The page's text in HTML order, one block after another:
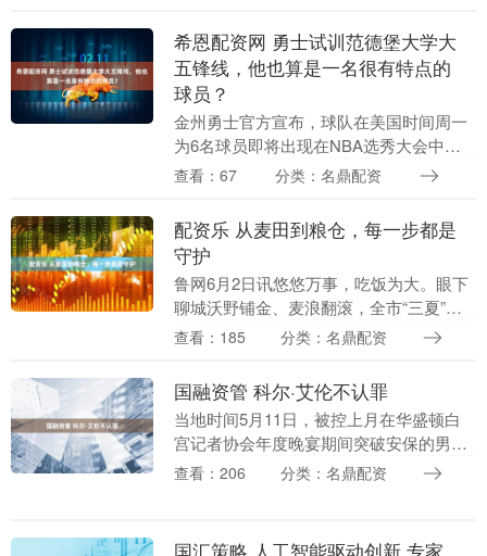
美....
希恩配资网 勇士试训范德堡大学大
五锋线，他也算是一名很有特点的
球员？
金州勇士官方宣布，球队在美国时间周一
为6名球员即将出现在NBA选秀大会中进
行了试训。这6名球员分别是来自贝勒大学
Agbim）、....
查看：67 分类：名鼎配资
配资乐 从麦田到粮仓，每一步都是
守护
鲁网6月2日讯悠悠万事，吃饭为大。眼下
聊城沃野铺金、麦浪翻滚，全市“三夏”生
产有序铺开、火热推进。作为鲁西重点产
全周期、全....
查看：185 分类：名鼎配资
国融资管 科尔·艾伦不认罪
当地时间5月11日，被控上月在华盛顿白
宫记者协会年度晚宴期间突破安保的男子
科尔·艾伦在美国首都华盛顿联邦法院出
查看：206 分类：名鼎配资
国汇策略 人工智能驱动创新 专家